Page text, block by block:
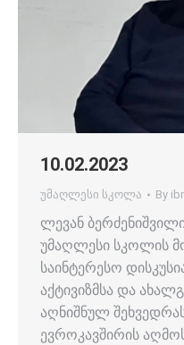
10.02.2023
უმაღლესი სკოლა By
ლევან
უმაღლესი სკოლის
საინტერესო
აქტივიზმსა და
აღნიშნულ
ევროკავშირის